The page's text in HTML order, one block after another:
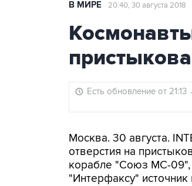
В МИРЕ 20:40, 30 августа 2018
Есть обновление от 21:13
Москва. 30 августа.
отверстия на
корабле "Союз МС-09",
"Интерфаксу" источник